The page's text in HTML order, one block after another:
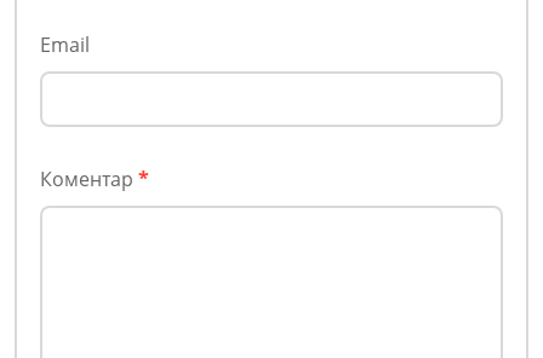
Email
Коментар *